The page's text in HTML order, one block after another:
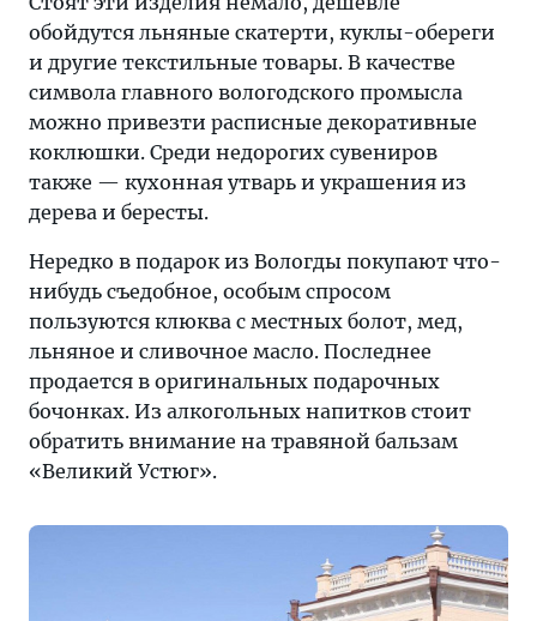
обойдутся льняные скатерти, куклы-обереги
и другие текстильные товары. В качестве
символа главного вологодского промысла
можно привезти расписные декоративные
коклюшки. Среди недорогих сувениров
также — кухонная утварь и украшения из
дерева и бересты.
Нередко в подарок из Вологды покупают что-
нибудь съедобное, особым спросом
пользуются клюква с местных болот, мед,
льняное и сливочное масло. Последнее
продается в оригинальных подарочных
бочонках. Из алкогольных напитков стоит
обратить внимание на травяной бальзам
«Великий Устюг».